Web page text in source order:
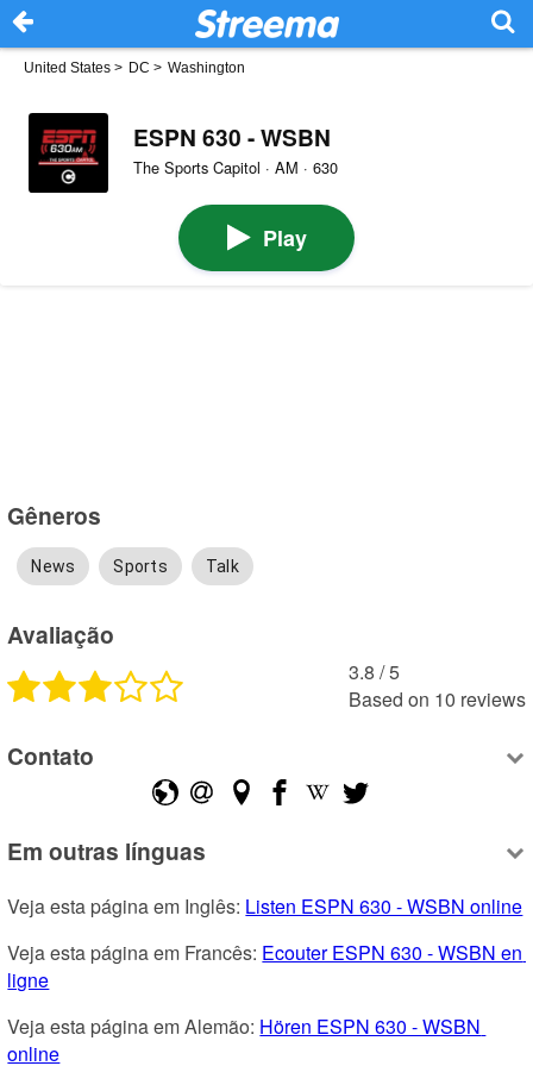
United States > DC > Washington
ESPN 630 - WSBN
The Sports Capitol · AM · 630
Play
Gêneros
News Sports Talk
Avaliação
3.8 /5
Based on 10 reviews
Contato
Em outras línguas
Veja esta página em Inglês: Listen ESPN 630 - WSBN online
Veja esta página em Francês: Ecouter ESPN 630 - WSBN en
ligne
Veja esta página em Alemão: Hören ESPN 630 - WSBN
online